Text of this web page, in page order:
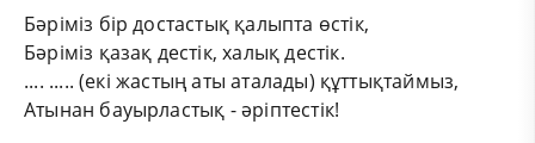
Бәріміз бір достастық қалыпта өстік,
Бәріміз қазақ дестік, халық дестік.
.... ..... (екі жастың аты аталады) құттықтаймыз,
Атынан бауырластық - әріптестік!